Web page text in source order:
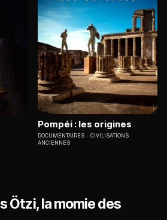
Pompéi : les origines
DOCUMENTAIRES
CIVILISATIONS
ANCIENNES
Ötzi, la momie des